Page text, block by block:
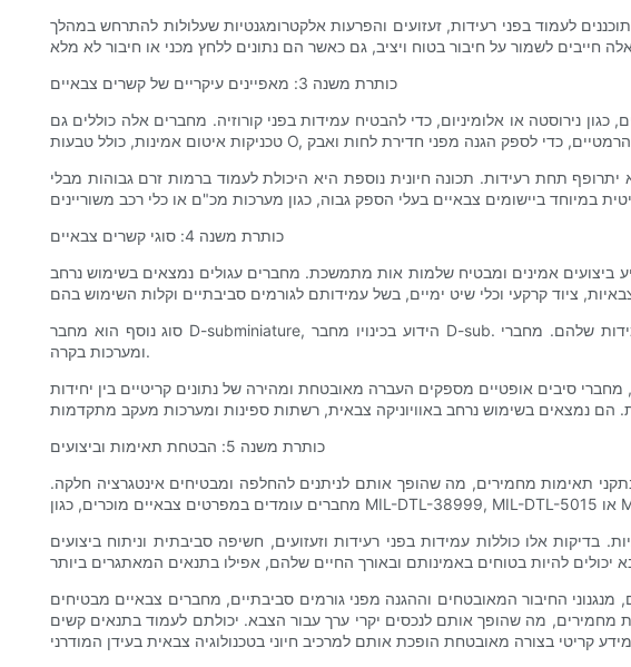
לעמוד בפני רעידות, זעזועים והפרעות אלקטרומגנטיות שעלולות להתרחש במהלך
כותרת משנה 3: מאפיינים עיקריים של קשרים צבאיים
נירוסטה או אלומיניום, כדי להבטיח עמידות בפני קורוזיה. מחברים אלה כוללים גם
תחת רעידות. תכונה חיונית נוספת היא היכולת לעמוד ברמות זרם גבוהות מבלי
כותרת משנה 4: סוגי קשרים צבאיים
ביצועים אמינים ומבטיח שלמות אות מתמשכת. מחברים עגולים נמצאים בשימוש נרחב
סוג נוסף הוא מחבר D-subminiature, הידוע בכינויו מחבר D-sub. מחברים אלה זכו לאמון מזה עשרות שנים בשל הרבגוניות והעמידות שלהם. מחברי D-sub נמצאים ביישומים בתקשורת צבאית, מערכות ניווט
ומערכות בקרה.
סיבים אופטיים מספקים העברה מאובטחת ומהירה של נתונים קריטיים בין יחידות
כותרת משנה 5: הבטחת תאימות וביצועים
תאימות מחמירים, מה שהופך אותם לניתנים להחלפה ומבטיחים אינטגרציה חלקה.
אלו כוללות עמידות בפני רעידות וזעזועים, חשיפה סביבתית וניתוח ביצועים
החיבור המאובטחים וההגנה מפני גורמים סביבתיים, מחברים צבאיים מבטיחים
מחמירים, מה שהופך אותם לנכסים יקרי ערך עבור הצבא. יכולתם לעמוד בתנאים קשים